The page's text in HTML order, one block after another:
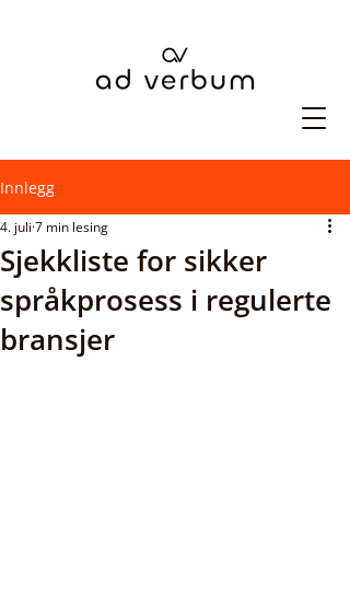
Innlegg
Sjekkliste for sikker
språkprosess i regulerte
bransjer
4. juli 7 min lesing